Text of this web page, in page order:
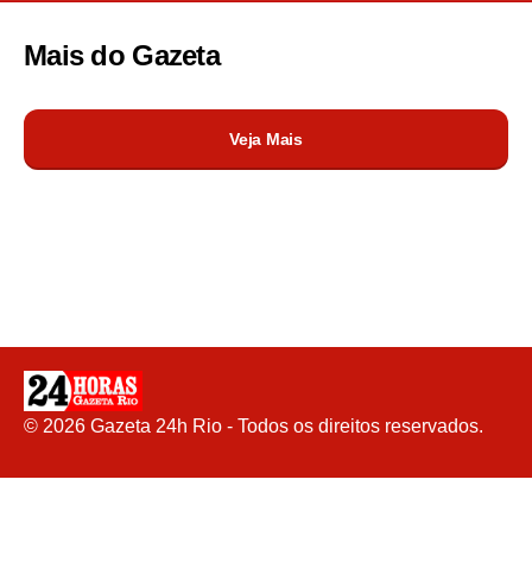
Mais do Gazeta
Veja Mais
© 2026 Gazeta 24h Rio - Todos os direitos reservados.